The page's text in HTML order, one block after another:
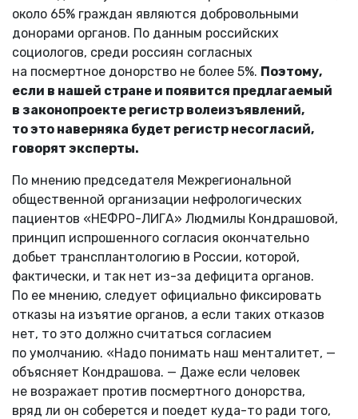
около 65% граждан являются добровольными
донорами органов. По данным российских
социологов, среди россиян согласных
на посмертное донорство не более 5%. Поэтому,
если в нашей стране и появится предлагаемый
в законопроекте регистр волеизъявлений,
то это наверняка будет регистр несогласий,
говорят эксперты.
По мнению председателя Межрегиональной
общественной организации нефрологических
пациентов «НЕФРО-ЛИГА» Людмилы Кондрашовой,
принцип испрошенного согласия окончательно
добьет трансплантологию в России, которой,
фактически, и так нет из-за дефицита органов.
По ее мнению, следует официально фиксировать
отказы на изъятие органов, а если таких отказов
нет, то это должно считаться согласием
по умолчанию. «Надо понимать наш менталитет, —
объясняет Кондрашова. — Даже если человек
не возражает против посмертного донорства,
вряд ли он соберется и поедет куда-то ради того,